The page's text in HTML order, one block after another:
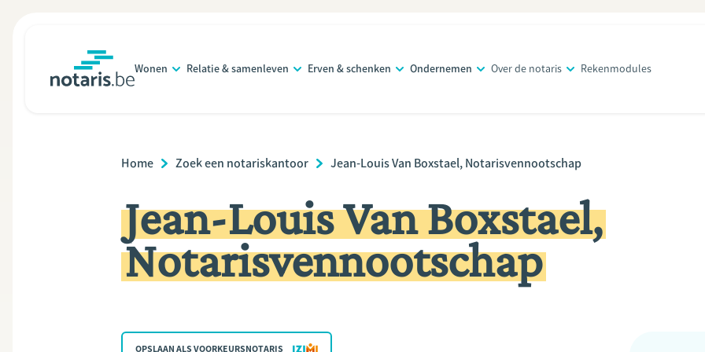
Wonen Relatie & samenleven Erven & schenken Ondernemen Over de notaris Rekenmodules
Breadcrumb
Home Zoek een notariskantoor Jean-Louis Van Boxstael, Notarisvennootschap
Jean-Louis Van Boxstael,
Notarisvennootschap
OPSLAAN ALS VOORKEURSNOTARIS